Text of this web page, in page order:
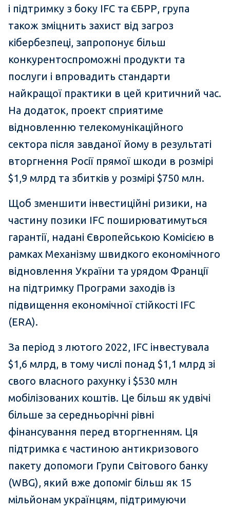
і підтримку з боку IFC та ЄБРР, група
також зміцнить захист від загроз
кібербезпеці, запропонує більш
конкурентоспроможні продукти та
послуги і впровадить стандарти
найкращої практики в цей критичний час.
На додаток, проект сприятиме
відновленню телекомунікаційного
сектора після завданої йому в результаті
вторгнення Росії прямої шкоди в розмірі
$1,9 млрд та збитків у розмірі $750 млн.
Щоб зменшити інвестиційні ризики, на
частину позики IFC поширюватимуться
гарантії, надані Європейською Комісією в
рамках Механізму швидкого економічного
відновлення України та урядом Франції
на підтримку Програми заходів із
підвищення економічної стійкості IFC
(ERA).
За період з лютого 2022, IFC інвестувала
$1,6 млрд, в тому числі понад $1,1 млрд зі
свого власного рахунку і $530 млн
мобілізованих коштів. Це більш як удвічі
більше за середньорічні рівні
фінансування перед вторгненням. Ця
підтримка є частиною антикризового
пакету допомоги Групи Світового банку
(WBG), який вже допоміг більш як 15
мільйонам українцям, підтримуючи